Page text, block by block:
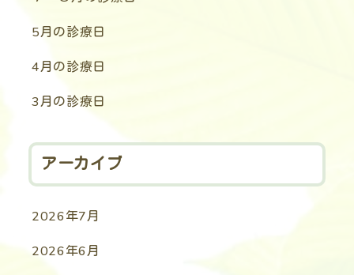
5月の診療日
4月の診療日
3月の診療日
アーカイブ
2026年7月
2026年6月